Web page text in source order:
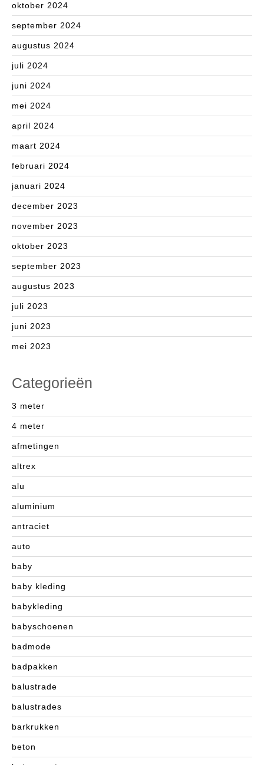
oktober 2024
september 2024
augustus 2024
juli 2024
juni 2024
mei 2024
april 2024
maart 2024
februari 2024
januari 2024
december 2023
november 2023
oktober 2023
september 2023
augustus 2023
juli 2023
juni 2023
mei 2023
Categorieën
3 meter
4 meter
afmetingen
altrex
alu
aluminium
antraciet
auto
baby
baby kleding
babykleding
babyschoenen
badmode
badpakken
balustrade
balustrades
barkrukken
beton